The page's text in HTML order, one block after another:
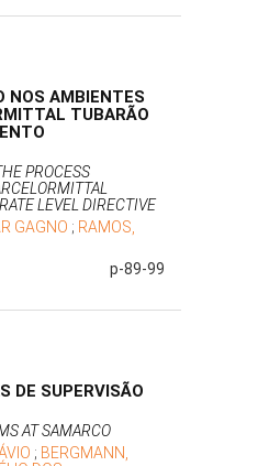
NOS AMBIENTES
TUBARÃO
PROCESS
LEVEL DIRECTIVE
GAGNO ; RAMOS,
p-89-99
DE SUPERVISÃO
AT SAMARCO
; BERGMANN,